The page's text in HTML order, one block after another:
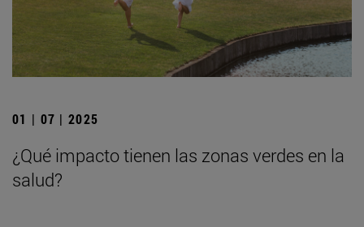
01 | 07 | 2025
¿Qué impacto tienen las zonas verdes en la
salud?